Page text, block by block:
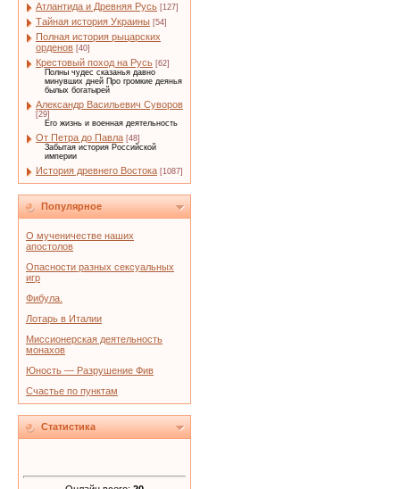
Атлантида и Древняя Русь [127]
Тайная история Украины [54]
Полная история рыцарских
орденов [40]
Крестовый поход на Русь [62]
Полны чудес сказанья давно
минувших дней Про громкие деянья
былых богатырей
Александр Васильевич Суворов
[29]
Его жизнь и военная деятельность
От Петра до Павла [48]
Забытая история Российской
империи
История древнего Востока [1087]
Популярное
О мученичестве наших
апостолов
Опасности разных сексуальных
игр
Фибула.
Лотарь в Италии
Миссионерская деятельность
монахов
Юность — Разрушение Фив
Счастье по пунктам
Статистика